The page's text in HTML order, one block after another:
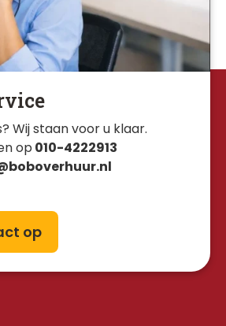
Wij staan voor u klaar.
op 010-4222913
op